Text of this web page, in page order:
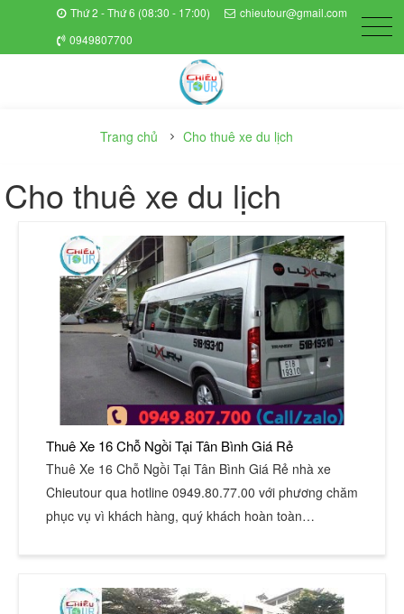
Thứ 2 - Thứ 6 (08:30 - 17:00)
chieutour@gmail.com
0949807700
Trang chủ Cho thuê xe du lịch
Cho thuê xe du lịch
Thuê Xe 16 Chỗ Ngồi Tại Tân Bình Giá Rẻ
Thuê Xe 16 Chỗ Ngồi Tại Tân Bình Giá Rẻ nhà xe
Chieutour qua hotline 0949.80.77.00 với phương chăm
phục vụ vì khách hàng, quý khách hoàn toàn…